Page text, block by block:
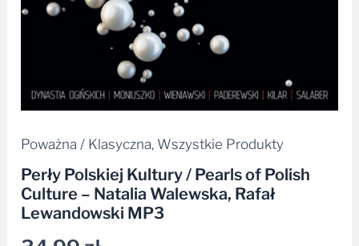
Poważna / Klasyczna, Wszystkie Produkty
Perły Polskiej Kultury / Pearls of Polish
Culture – Natalia Walewska, Rafał
Lewandowski MP3
Walewska,